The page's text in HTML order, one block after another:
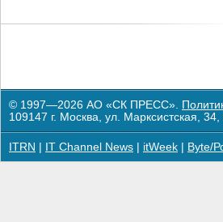
© 1997—2026 АО «СК ПРЕСС».
109147 г. Москва, ул. Марксистская,
ITRN IT Channel News itWeek Byte/